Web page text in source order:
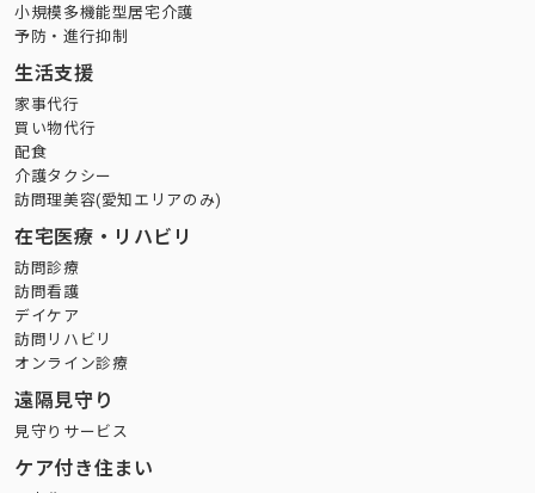
小規模多機能型居宅介護
予防・進行抑制
生活支援
家事代行
買い物代行
配食
介護タクシー
訪問理美容(愛知エリアのみ)
在宅医療・リハビリ
訪問診療
訪問看護
デイケア
訪問リハビリ
オンライン診療
遠隔見守り
見守りサービス
ケア付き住まい